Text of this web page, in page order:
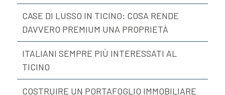
CASE DI LUSSO IN TICINO: COSA RENDE
DAVVERO PREMIUM UNA PROPRIETÀ
ITALIANI SEMPRE PIÙ INTERESSATI AL
TICINO
COSTRUIRE UN PORTAFOGLIO IMMOBILIARE